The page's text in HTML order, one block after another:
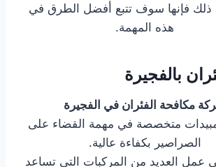
ذلك فإنها سوف تتبع أفضل الطرق في
هذه المهمة.
بالفجيرة
مكافحة الفئران في الفجيرة
متخصصة في مهمة القضاء على
الصراصير بكفاءة عالية.
العديد من المركبات التي تساعد